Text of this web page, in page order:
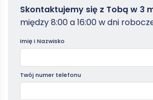
Zamowterminal
Poradniki
Skontaktujemy się z Tobą w 3
między 8:00 a 16:00 w dni
Imię i Nazwisko
Twój numer telefonu